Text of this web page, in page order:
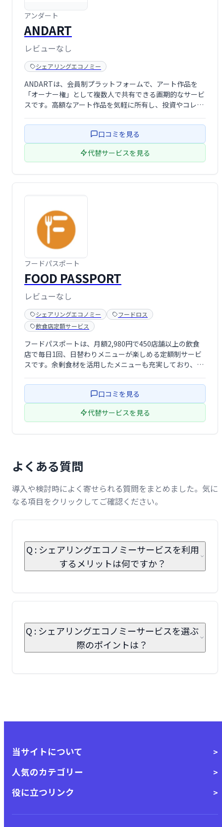
アンダート
ANDART
レビューなし
シェアリングエコノミー
ANDARTは、会員制プラットフォームで、アート作品を
「オーナー権」として複数人で共有できる画期的なサービ
スです。高額なアート作品を気軽に所有し、投資やコレク
分割や売買も可能で、アートの世界をより身近に感じられ
口コミを見る
代替サービスを見る
フードパスポート
FOOD PASSPORT
レビューなし
シェアリングエコノミー
フードロス
飲食店定額サービス
フードパスポートは、月額2,980円で450店舗以上の飲食
店で毎日1回、日替わりメニューが楽しめる定額制サービ
スです。余剰食材を活用したメニューも充実しており、ア
フードロス削減に貢献したい方におすすめです。
口コミを見る
代替サービスを見る
よくある質問
導入や検討時によく寄せられる質問をまとめました。気に
なる項目をクリックしてご確認ください。
Q : シェアリングエコノミーサービスを利用
するメリットは何ですか？
Q : シェアリングエコノミーサービスを選ぶ
際のポイントは？
当サイトについて
人気のカテゴリー
役に立つリンク